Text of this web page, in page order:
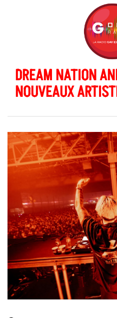
DREAM NATION
NOUVEAUX